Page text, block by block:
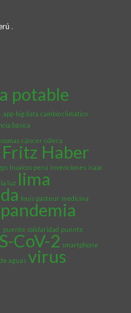
.
potable
app big data cambio climático
básica
cáncer cólera
Fritz Haber
huaicos perú invenciones isaac
la luz lima
louis pasteur medicina
pandemia
puente solidaridad puente
CoV-2 smartphone
aguas virus